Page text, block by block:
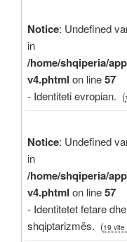
Notice: Undefined
in
/home/shqiperia/
v4.phtml on line57
- Identiteti evropian. (
Notice: Undefined
in
/home/shqiperia/
v4.phtml on line57
- Identitetet fetare
shqiptarizmës. (19 vite